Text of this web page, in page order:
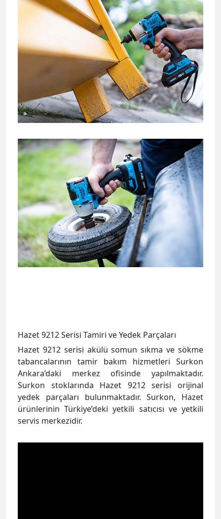
Hazet 9212 Serisi Tamiri ve Yedek Parçaları
Hazet 9212 serisi akülü somun sıkma ve sökme
tabancalarının tamir bakım hizmetleri Surkon
Ankara’daki merkez ofisinde yapılmaktadır.
Surkon stoklarında Hazet 9212 serisi orijinal
yedek parçaları bulunmaktadır. Surkon, Hazet
ürünlerinin Türkiye’deki yetkili satıcısı ve yetkili
servis merkezidir.